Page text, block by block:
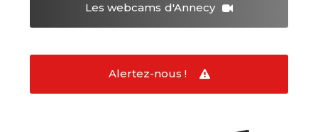
Les webcams d'Annecy
Alertez-nous !